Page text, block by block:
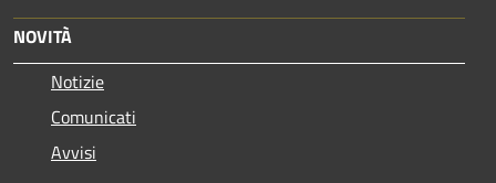
NOVITÀ
Notizie
Comunicati
Avvisi